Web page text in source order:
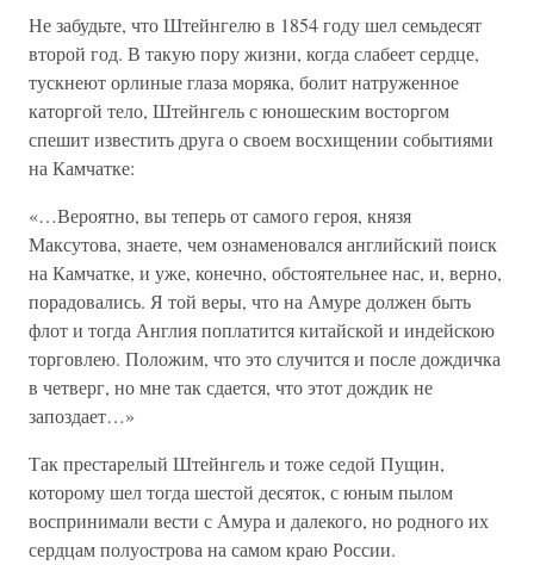
Не забудьте, что Штейнгелю в 1854 году шел семьдесят
второй год. В такую пору жизни, когда слабеет сердце,
тускнеют орлиные глаза моряка, болит натруженное
каторгой тело, Штейнгель с юношеским восторгом
спешит известить друга о своем восхищении событиями
на Камчатке:
«…Вероятно, вы теперь от самого героя, князя
Максутова, знаете, чем ознаменовался английский поиск
на Камчатке, и уже, конечно, обстоятельнее нас, и, верно,
порадовались. Я той веры, что на Амуре должен быть
флот и тогда Англия поплатится китайской и индейскою
торговлею. Положим, что это случится и после дождичка
в четверг, но мне так сдается, что этот дождик не
запоздает…»
Так престарелый Штейнгель и тоже седой Пущин,
которому шел тогда шестой десяток, с юным пылом
воспринимали вести с Амура и далекого, но родного их
сердцам полуострова на самом краю России.